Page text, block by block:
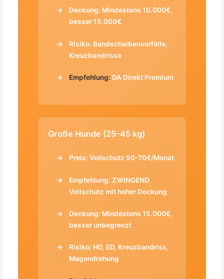
Deckung: Mindestens 10.000€,
besser 15.000€
Risiko: Bandscheibenvorfälle,
Kreuzbandrisse
Empfehlung: DA Direkt Premium
Große Hunde (25-45 kg)
Preis: Vollschutz 50-70€/Monat
Empfehlung: ZWINGEND
Vollschutz mit hoher Deckung
Deckung: Mindestens 15.000€,
besser unbegrenzt
Risiko: HD, ED, Kreuzbandriss,
Magendrehung